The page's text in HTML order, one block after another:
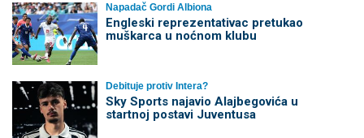
Napadač Gordi Albiona
Engleski reprezentativac pretukao
muškarca u noćnom klubu
Debituje protiv Intera?
Sky Sports najavio Alajbegovića u
startnoj postavi Juventusa